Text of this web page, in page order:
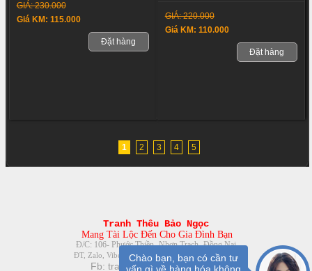
GIÁ: 230.000
Giá KM: 115.000
Đặt hàng
GIÁ: 220.000
Giá KM: 110.000
Đặt hàng
1 2 3 4 5
Chào bạn, bạn có cần tư
Tranh Thêu Bảo Ngọc
Mang Tài Lộc Đến Cho Gia Đình Bạn
Đ/C: 106- Phước Thiền- Nhơn Trạch- Đồng Nai
ĐT, Zalo, Viber: 08888.30.116- 0961.379.863
Fb: tranhtheuchuthapbienhoa